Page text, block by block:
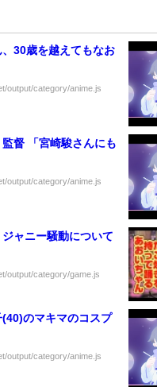
、30歳を越えてもなお
output/category/anime.js
監督 「宮崎駿さんにも
output/category/anime.js
ジャニー騒動について
output/category/game.js
(40)のマキマのコスプ
output/category/anime.js